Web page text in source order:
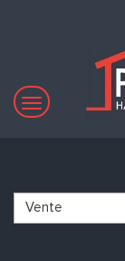
Vente